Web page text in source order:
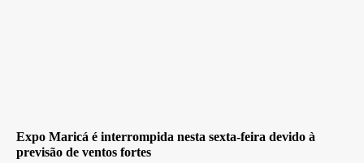
Expo Maricá é interrompida nesta sexta-feira devido à
previsão de ventos fortes